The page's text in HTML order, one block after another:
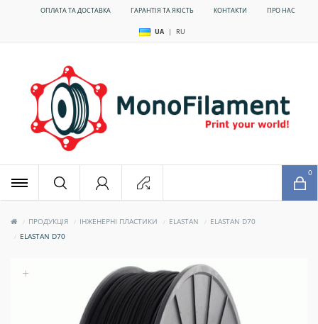
ОПЛАТА ТА ДОСТАВКА ГАРАНТІЯ ТА ЯКІСТЬ КОНТАКТИ ПРО НАС
UA | RU
0
ПРОДУКЦІЯ ІНЖЕНЕРНІ ПЛАСТИКИ ELASTAN
ELASTAN D70
ELASTAN D70
+